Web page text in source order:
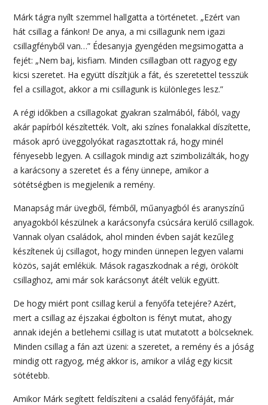
Márk tágra nyílt szemmel hallgatta a történetet. „Ezért van
hát csillag a fánkon! De anya, a mi csillagunk nem igazi
csillagfényből van…” Édesanyja gyengéden megsimogatta a
fejét: „Nem baj, kisfiam. Minden csillagban ott ragyog egy
kicsi szeretet. Ha együtt díszítjük a fát, és szeretettel tesszük
fel a csillagot, akkor a mi csillagunk is különleges lesz.”
A régi időkben a csillagokat gyakran szalmából, fából, vagy
akár papírból készítették. Volt, aki színes fonalakkal díszítette,
mások apró üveggolyókat ragasztottak rá, hogy minél
fényesebb legyen. A csillagok mindig azt szimbolizálták, hogy
a karácsony a szeretet és a fény ünnepe, amikor a
sötétségben is megjelenik a remény.
Manapság már üvegből, fémből, műanyagból és aranyszínű
anyagokból készülnek a karácsonyfa csúcsára kerülő csillagok.
Vannak olyan családok, ahol minden évben saját kezűleg
készítenek új csillagot, hogy minden ünnepen legyen valami
közös, saját emlékük. Mások ragaszkodnak a régi, örökölt
csillaghoz, ami már sok karácsonyt átélt velük együtt.
De hogy miért pont csillag kerül a fenyőfa tetejére? Azért,
mert a csillag az éjszakai égbolton is fényt mutat, ahogy
annak idején a betlehemi csillag is utat mutatott a bölcseknek.
Minden csillag a fán azt üzeni: a szeretet, a remény és a jóság
mindig ott ragyog, még akkor is, amikor a világ egy kicsit
sötétebb.
Amikor Márk segített feldíszíteni a család fenyőfáját, már